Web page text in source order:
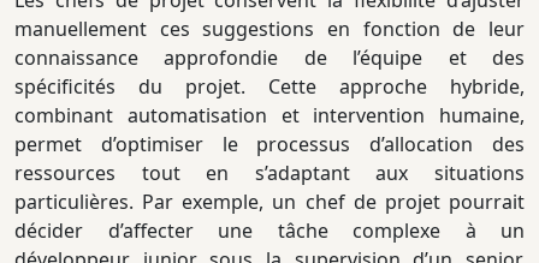
manuellement ces suggestions en fonction de leur
connaissance approfondie de l’équipe et des
spécificités du projet. Cette approche hybride,
combinant automatisation et intervention humaine,
permet d’optimiser le processus d’allocation des
ressources tout en s’adaptant aux situations
particulières. Par exemple, un chef de projet pourrait
décider d’affecter une tâche complexe à un